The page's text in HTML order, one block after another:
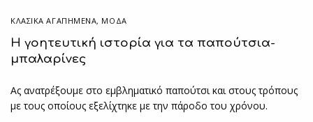
ΚΛΑΣΙΚΆ ΑΓΑΠΗΜΈΝΑ, ΜΟΔΑ
Η γοητευτική ιστορία για τα παπούτσια-
μπαλαρίνες
Ας ανατρέξουμε στο εμβληματικό παπούτσι και στους τρόπους
με τους οποίους εξελίχτηκε με την πάροδο του χρόνου.